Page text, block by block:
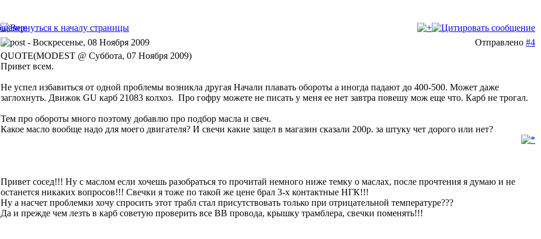
- Воскресенье, 08 Ноября 2009 Отправлено #4
QUOTE(MODEST @ Суббота, 07 Ноября 2009)
Привет всем.
Не успел избавиться от одной проблемы возникла другая Начали плавать обороты а иногда падают до 400-500. Может даже
заглохнуть. Движок GU карб 21083 колхоз. Про гофру можете не писать у меня ее нет завтра повешу мож еще что. Карб не трогал.
Тем про обороты много поэтому добавлю про подбор масла и свеч.
Какое масло вообще надо для моего двигателя? И свечи какие защел в магазин сказали 200р. за штуку чет дорого или нет?
Привет сосед!!! Ну с маслом если хочешь разобраться то прочитай немного ниже темку о маслах, после прочтения я думаю и не
останется никаких вопросов!!! Свечки я тоже по такой же цене брал 3-х контактные НГК!!!
Ну а насчет проблемки хочу спросить этот трабл стал присутствовать только при отрицательной температуре???
Да и прежде чем лезть в карб советую проверить все ВВ провода, крышку трамблера, свечки поменять!!!